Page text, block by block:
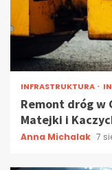
INFRASTRUKTURA
Remont dróg w
Matejki i
Anna Michalak 7